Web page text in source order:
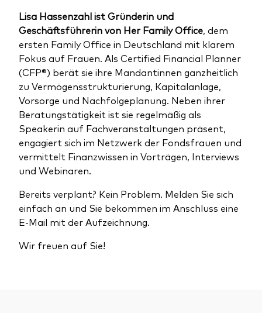
Dokumente, die Vertrauen schaffen
Ressourcen
Marktvolatilität
Research
Lisa Hassenzahl ist Gründerin und
Geschäftsführerin von Her Family Office, dem
ersten Family Office in Deutschland mit klarem
Fokus auf Frauen. Als Certified Financial Planner
(CFP®) berät sie ihre Mandantinnen ganzheitlich
zu Vermögensstrukturierung, Kapitalanlage,
Vorsorge und Nachfolgeplanung. Neben ihrer
Beratungstätigkeit ist sie regelmäßig als
Speakerin auf Fachveranstaltungen präsent,
engagiert sich im Netzwerk der Fondsfrauen und
vermittelt Finanzwissen in Vorträgen, Interviews
und Webinaren.
Bereits verplant? Kein Problem. Melden Sie sich
einfach an und Sie bekommen im Anschluss eine
E-Mail mit der Aufzeichnung.
Wir freuen auf Sie!